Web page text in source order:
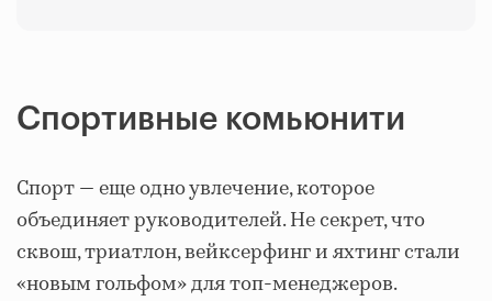
Спортивные комьюнити
Спорт ― еще одно увлечение, которое
объединяет руководителей. Не секрет, что
сквош, триатлон, вейксерфинг и яхтинг стали
«новым гольфом» для топ-менеджеров.